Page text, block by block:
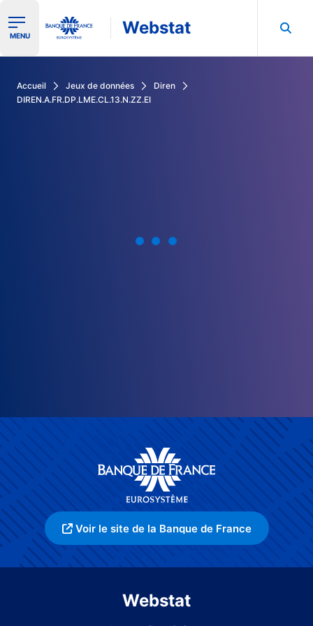
Ouvrir le menu de navigation
MENU Webstat
Accueil Jeux de données
Diren
DIREN.A.FR.DP.LME.CL.13.N.ZZ.EI
Voir le site de la Banque de France
Webstat